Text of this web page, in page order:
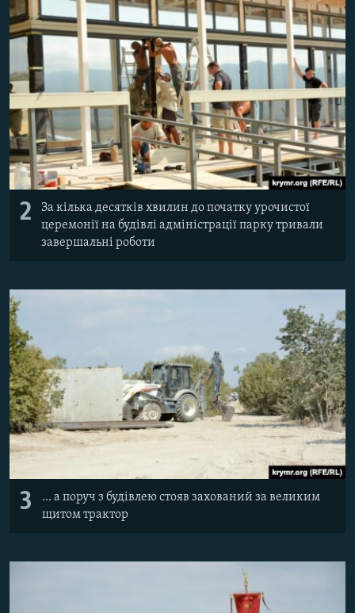
2
За кілька десятків хвилин до початку урочистої
церемонії на будівлі адміністрації парку тривали
завершальні роботи
3
... а поруч з будівлею стояв захований за великим
щитом трактор